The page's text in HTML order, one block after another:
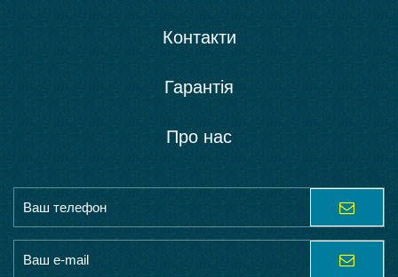
Контакти
Гарантія
Про нас